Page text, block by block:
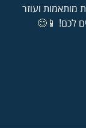
ועוזר
לכם! 📱😊